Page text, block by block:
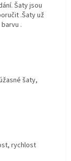
Šaty jsou
.Šaty už
.
šaty,
rychlost